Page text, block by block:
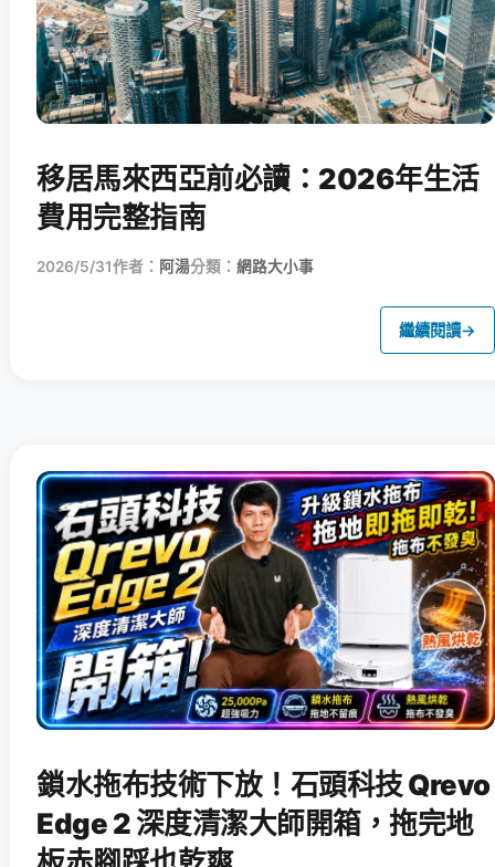
移居馬來西亞前必讀：2026年生活
費用完整指南
2026/5/31作者： 阿湯分類： 網路大小事
繼續閱讀→
鎖水拖布技術下放！石頭科技 Qrevo
Edge 2 深度清潔大師開箱，拖完地